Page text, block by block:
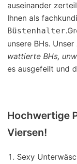
auseinander
Ihnen als
Büstenhalter
unsere BHs. Unser
wattierte BHs,
es ausgefeilt und
Hochwertige
Viersen!
Sexy